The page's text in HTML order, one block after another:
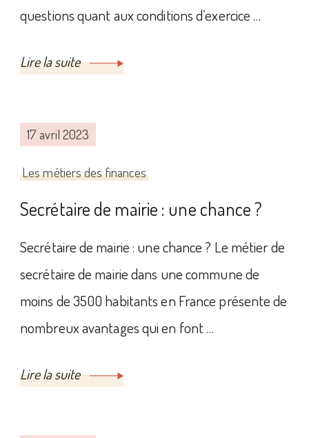
questions quant aux conditions d’exercice …
Lire la suite
17 avril 2023
Les métiers des finances
Secrétaire de mairie : une chance ?
Secrétaire de mairie : une chance ? Le métier de
secrétaire de mairie dans une commune de
moins de 3500 habitants en France présente de
nombreux avantages qui en font …
Lire la suite